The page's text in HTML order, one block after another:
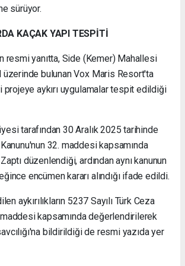
sürüyor.
KAÇAK YAPI TESPİTİ
resmi yanıtta, Side (Kemer) Mahallesi
üzerinde bulunan Vox Maris Resort'ta
projeye aykırı uygulamalar tespit edildiği
tarafından 30 Aralık 2025 tarihinde
32. maddesi kapsamında
düzenlendiği, ardından aynı kanunun
encümen kararı alındığı ifade edildi.
aykırılıkların 5237 Sayılı Türk Ceza
maddesi kapsamında değerlendirilerek
bildirildiği de resmi yazıda yer